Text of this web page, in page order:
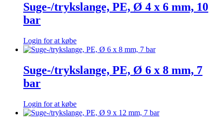
Suge-/trykslange, PE, Ø 4 x 6 mm, 10
bar
Login for at købe
Suge-/trykslange, PE, Ø 6 x 8 mm, 7
bar
Login for at købe